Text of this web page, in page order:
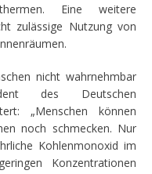
Eine weitere
zulässige Nutzung von
nicht wahrnehmbar
des Deutschen
„Menschen können
noch schmecken. Nur
Kohlenmonoxid im
Konzentrationen